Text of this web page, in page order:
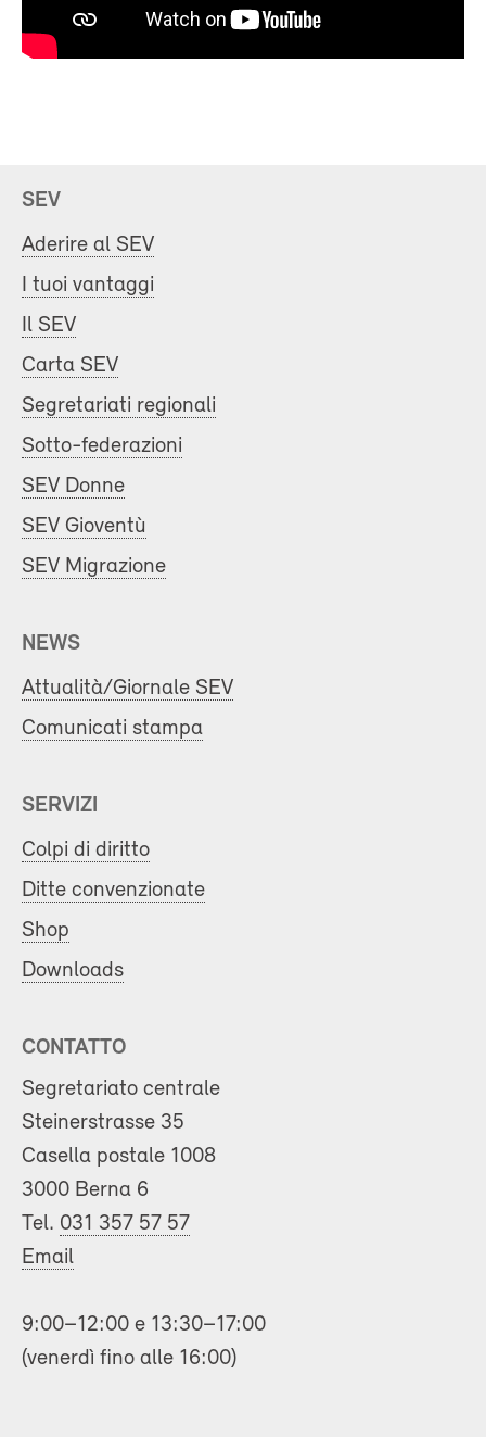
SEV
Aderire al SEV
I tuoi vantaggi
Il SEV
Carta SEV
Segretariati regionali
Sotto-federazioni
SEV Donne
SEV Gioventù
SEV Migrazione
NEWS
Attualità/Giornale SEV
Comunicati stampa
SERVIZI
Colpi di diritto
Ditte convenzionate
Shop
Downloads
CONTATTO
Segretariato centrale
Steinerstrasse 35
Casella postale 1008
3000 Berna 6
Tel. 031 357 57 57
Email
9:00–12:00 e 13:30–17:00
(venerdì fino alle 16:00)